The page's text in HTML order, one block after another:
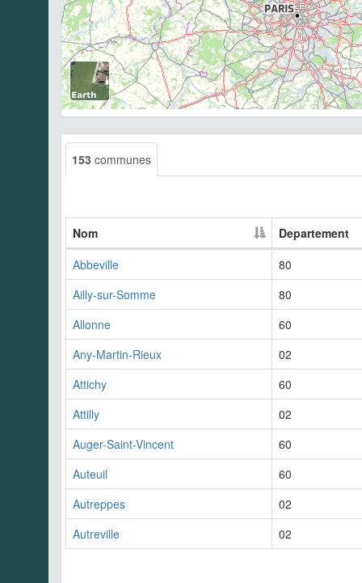
153 communes
Nom
Departement
Abbeville
80
Ailly-sur-Somme
80
Allonne
60
Any-Martin-Rieux
02
Attichy
60
Attilly
02
Auger-Saint-Vincent
60
Auteuil
60
Autreppes
02
Autreville
02